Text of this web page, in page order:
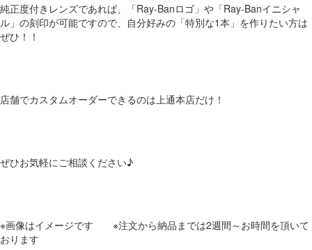
純正度付きレンズであれば、「Ray-Banロゴ」や「Ray-Banイニシャ
ル」の刻印が可能ですので、自分好みの「特別な1本」を作りたい方は
ぜひ！！
店舗でカスタムオーダーできるのは上通本店だけ！
ぜひお気軽にご相談ください♪
※画像はイメージです ※注文から納品までは2週間～お時間を頂いて
おります